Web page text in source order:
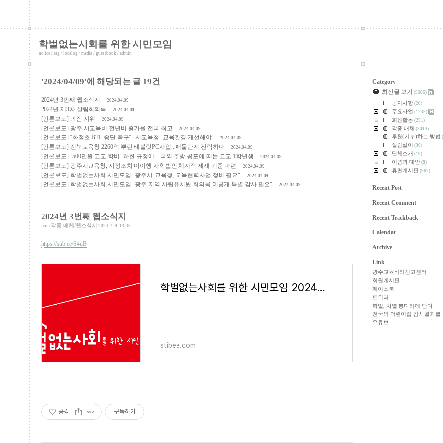
학벌없는사회를 위한 시민모임
notice / tag / localog / media / guestbook / admin
'2024/04/09'에 해당되는 글 19건
2024년 3번째 웹소식지 2024.04.09
2024년 제3차 살림회의록 2024.04.09
[언론보도] 과잠 시위 2024.04.09
[언론보도] 광주 사교육비 전년비 증가율 전국 최고 2024.04.09
[언론보도] ˝화정초 BTL 중단 촉구˝...시교육청 ˝교육환경 개선해야˝ 2024.04.09
[언론보도] 전북교육청 2260억 뿌린 태블릿PC사업...애물단지 전락하나 2024.04.09
[언론보도] ‘500만원 고교 학비’ 하한 규정에…국외 추방 공포에 떠는 고교 1학년생 2024.04.09
[언론보도] 광주시교육청, 시정조치 미이행 사학법인 체계적 제재 기준 마련 2024.04.09
[언론보도] 학벌없는사회 시민모임 "광주시-교육청, 교육협력사업 정비 필요" 2024.04.09
[언론보도] 학벌없는사회 시민모임 "광주 지역 사립유치원 회의록 미공개 특별 감사 필요" 2024.04.09
2024년 3번째 웹소식지
from 각종 매체/웹소식지 2024. 4. 9. 13:35
https://stib.ee/S4uB
학벌없는사회를 위한 시민모임 2024년 3번째 소식지
stibee.com
공감 구독하기
Category
최신글 보기
(5606)
공지사항 (20)
주요사업 (1235)
회원활동 (251)
각종 매체 (3014)
후원(기부)하는 방법
살림살이 (90)
단체소개 (19)
이념과 대안 (8)
휴면게시판 (967)
Recent Post
Recent Comment
Recent Trackback
Calendar
Archive
Link
광주교육비리신고센터
회원게시판
페이스북
트위터
학벌, 차별 봉다리에 담다
전국의 어린이집 감사결과를
유튜브